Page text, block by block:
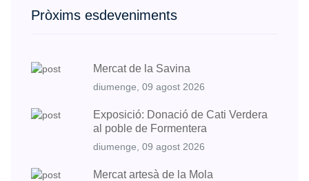
Pròxims esdeveniments
Mercat de la Savina
diumenge, 09 agost 2026
Exposició: Donació de Cati Verdera
al poble de Formentera
diumenge, 09 agost 2026
Mercat artesà de la Mola